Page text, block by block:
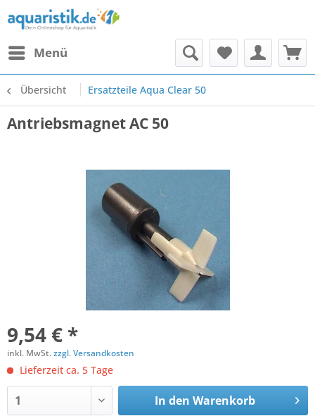
Menü
Übersicht Ersatzteile Aqua Clear 50
Antriebsmagnet AC 50
9,54 € *
inkl. MwSt.zzgl. Versandkosten
Lieferzeit ca. 5 Tage
In den Warenkorb